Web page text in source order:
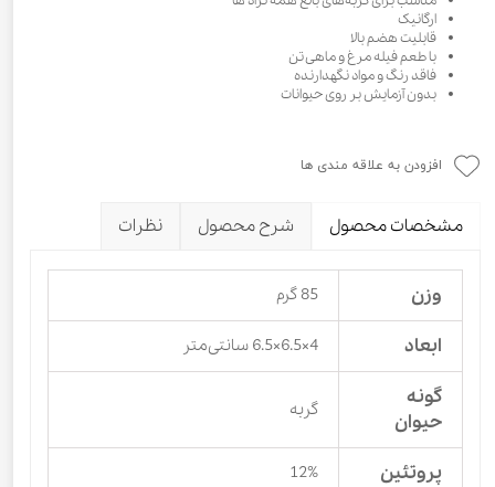
ارگانیک
قابلیت هضم بالا
با طعم فیله مرغ و ماهی تن
فاقد رنگ و مواد نگهدارنده
بدون آزمایش بر روی حیوانات
افزودن به علاقه مندی ها
مشخصات محصول شرح محصول نظرات
وزن 85 گرم
ابعاد 4×6.5×6.5 سانتی‌متر
گونه
حیوان
گربه
پروتئین 12%